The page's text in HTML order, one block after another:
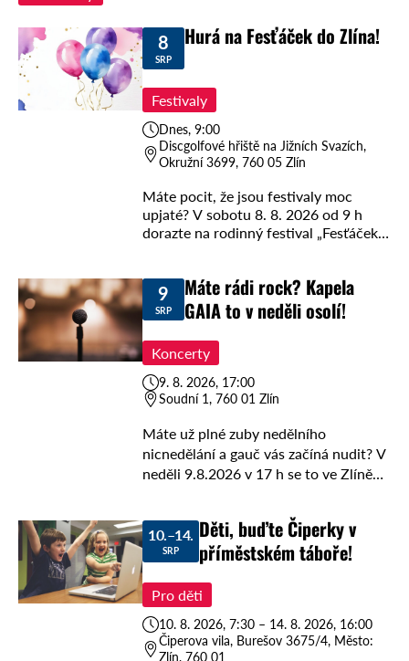
8
SRP
Hurá na Fesťáček do Zlína!
Festivaly
Dnes, 9:00
Discgolfové hřiště na Jižních Svazích,
Okružní 3699, 760 05 Zlín
Máte pocit, že jsou festivaly moc
upjaté? V sobotu 8. 8. 2026 od 9 h
dorazte na rodinný festival „Fesťáček
9
SRP
Máte rádi rock? Kapela
GAIA to v neděli osolí!
Koncerty
9. 8. 2026, 17:00
Soudní 1, 760 01 Zlín
Máte už plné zuby nedělního
nicnedělání a gauč vás začíná nudit? V
neděli 9.8.2026 v 17 h se to ve Zlíně
vedle zámku ožije skvělou …
10.–14.
SRP
Děti, buďte Čiperky v
příměstském táboře!
Pro děti
10. 8. 2026, 7:30 – 14. 8. 2026, 16:00
Čiperova vila, Burešov 3675/4, Město:
Zlín, 760 01